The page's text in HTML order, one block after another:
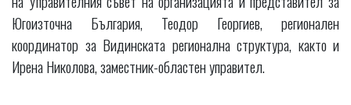
Югоизточна България, Теодор Георгиев, регионален
координатор за Видинската регионална структура, както и
Ирена Николова, заместник-областен управител.